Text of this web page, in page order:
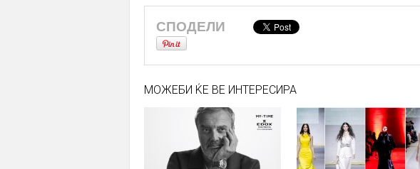
СПОДЕЛИ
МОЖЕБИ ЌЕ ВЕ ИНТЕРЕСИРА